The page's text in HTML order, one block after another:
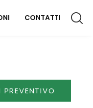
CONTATTI
PREVENTIVO